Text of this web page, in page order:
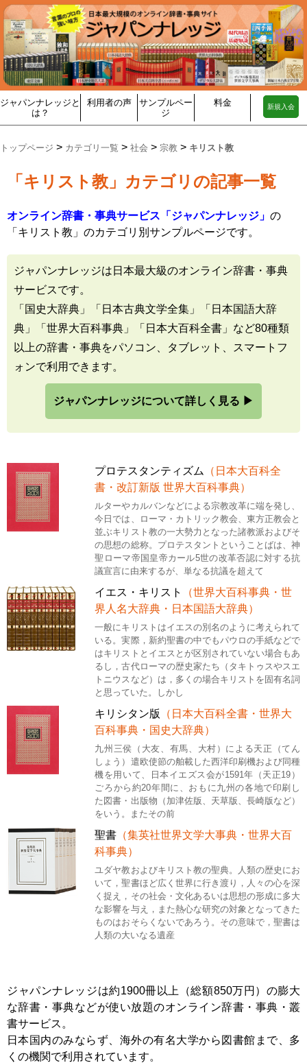
ジャパンナレッジと
は？
利用者の声
サンプルペー
ジ
料金 新規入会
トップページ > カテゴリ一覧 > 社会 > 宗教 > キリスト教
「キリスト教」カテゴリの記事一覧
オンライン辞書・事典サービス「ジャパンナレッジ」 の
「キリスト教」のカテゴリ別サンプルページです。
ジャパンナレッジは日本最大級のオンライン辞書・事典
サービスです。
「国史大辞典」「日本古典文学全集」「日本国語大辞
典」「世界大百科事典」「日本大百科全書」など80種類
以上の辞書・事典をパソコン、タブレット、スマートフ
ォンで利用できます。
ジャパンナレッジについて詳しく見る ▶
プロテスタンティズム
（日本大百科全
書・改訂新版 世界大百科事典）
ルターやカルバンなどによる宗教改革に端を発し、
今日では、ローマ・カトリック教会、東方正教会と
並ぶキリスト教の一大勢力となった諸教派およびそ
の思想の総称。プロテスタントということばは、神
聖ローマ帝国皇帝カール5世の改革否認に対する抗
議宣言に由来するが、単なる抗議を超えて
イエス・キリスト
（世界大百科事典・世
界人名大辞典・日本国語大辞典）
一般にキリストはイエスの別名のように考えられて
いる。実際，新約聖書の中でもパウロの手紙などで
はキリストとイエスとが区別されていない場合もあ
るし，古代ローマの歴史家たち（タキトゥスやスエ
トニウスなど）は，多くの場合キリストを固有名詞
と思っていた。しかし
キリシタン版
（日本大百科全書・世界大
百科事典・国史大辞典）
九州三侯（大友、有馬、大村）による天正（てん
しょう）遣欧使節の舶載した西洋印刷機および同種
機を用いて、日本イエズス会が1591年（天正19）
ごろから約20年間に、おもに九州の各地で印刷し
た図書・出版物（加津佐版、天草版、長崎版など）
をいう。またその前
聖書 （集英社世界文学大事典・世界大百
科事典）
ユダヤ教およびキリスト教の聖典。人類の歴史にお
いて，聖書ほど広く世界に行き渡り，人々の心を深
く捉え，その社会・文化あるいは思想の形成に多大
な影響を与え，また熱心な研究の対象となってきた
ものはおそらくないであろう。その意味で，聖書は
人類の大いなる遺産
ジャパンナレッジは約1900冊以上（総額850万円）の膨大
な辞書・事典などが使い放題のオンライン辞書・事典・叢
書サービス。
日本国内のみならず、海外の有名大学から図書館まで、多
くの機関で利用されています。